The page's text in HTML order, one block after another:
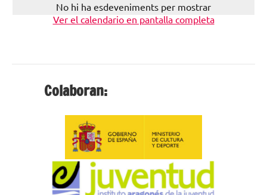
No hi ha esdeveniments per mostrar
Ver el calendario en pantalla completa
Colaboran: